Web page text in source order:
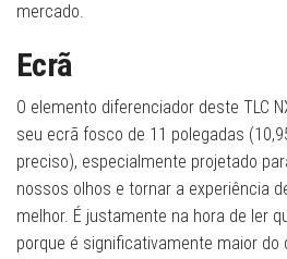
mercado.
Ecrã
O elemento diferenciador deste TLC
seu ecrã fosco de 11 polegadas
preciso), especialmente projetado
nossos olhos e tornar a experiência
melhor. É justamente na hora de ler
porque é significativamente maior do